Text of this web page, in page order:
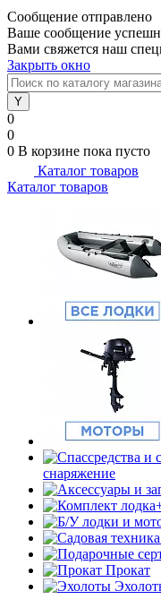
Сообщение отправлено
Ваше сообщение
Вами свяжется наш
Закрыть окно
0
0
0 В корзине пока пусто
Каталог товаров
Каталог товаров
снаряжение
Прокат